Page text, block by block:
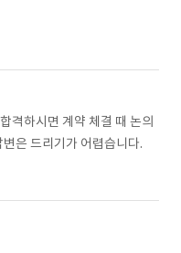
격하시면 계약 체결 때 논의
은 드리기가 어렵습니다.